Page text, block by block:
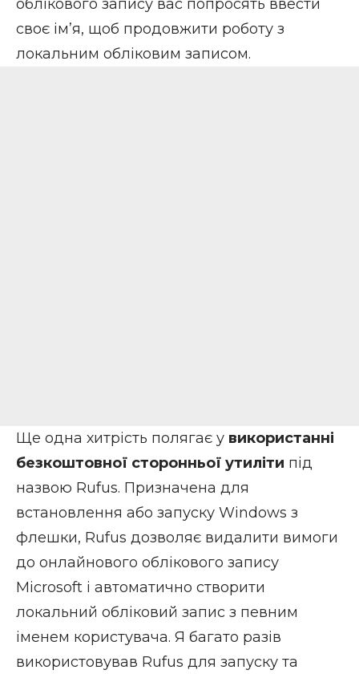
облікового запису вас попросять ввести
своє ім’я, щоб продовжити роботу з
локальним обліковим записом.
Ще одна хитрість полягає у використанні
безкоштовної сторонньої утиліти під
назвою Rufus. Призначена для
встановлення або запуску Windows з
флешки, Rufus дозволяє видалити вимоги
до онлайнового облікового запису
Microsoft і автоматично створити
локальний обліковий запис з певним
іменем користувача. Я багато разів
використовував Rufus для запуску та